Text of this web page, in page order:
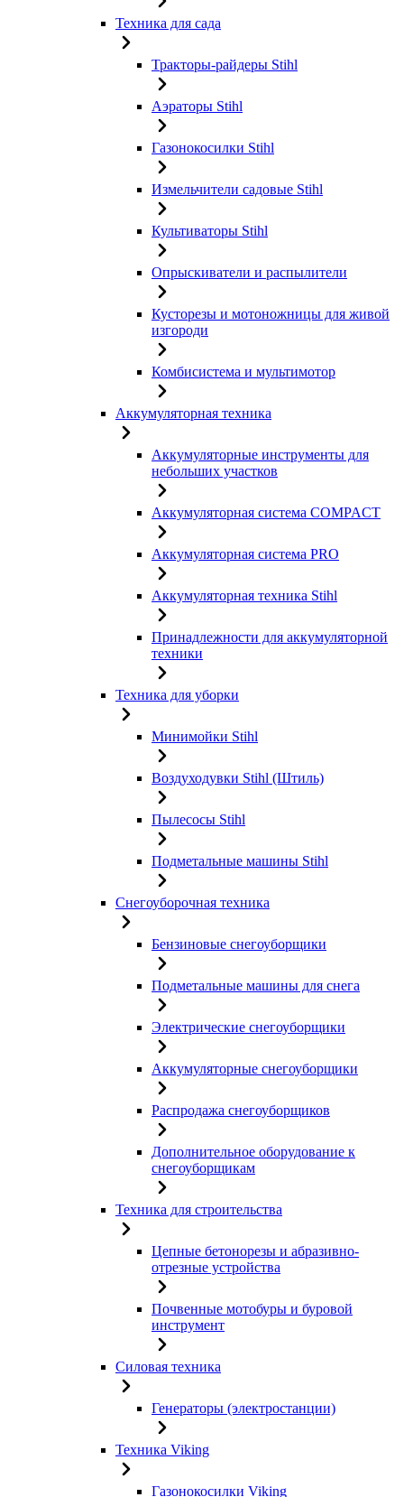
Техника для сада
Тракторы-райдеры Stihl
Аэраторы Stihl
Газонокосилки Stihl
Измельчители садовые Stihl
Культиваторы Stihl
Опрыскиватели и распылители
Кусторезы и мотоножницы для живой
изгороди
Комбисистема и мультимотор
Аккумуляторная техника
Аккумуляторные инструменты для
небольших участков
Аккумуляторная система COMPACT
Аккумуляторная система PRO
Аккумуляторная техника Stihl
Принадлежности для аккумуляторной
техники
Техника для уборки
Минимойки Stihl
Воздуходувки Stihl (Штиль)
Пылесосы Stihl
Подметальные машины Stihl
Снегоуборочная техника
Бензиновые снегоуборщики
Подметальные машины для снега
Электрические снегоуборщики
Аккумуляторные снегоуборщики
Распродажа снегоуборщиков
Дополнительное оборудование к
снегоуборщикам
Техника для строительства
Цепные бетонорезы и абразивно-
отрезные устройства
Почвенные мотобуры и буровой
инструмент
Силовая техника
Генераторы (электростанции)
Техника Viking
Газонокосилки Viking